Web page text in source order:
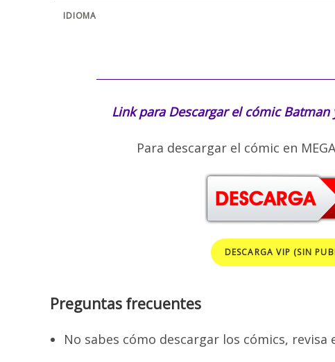
IDIOMA
Link para Descargar el cómic Batman
Para descargar el cómic en
DESCARGA VIP (SIN
Preguntas frecuentes
No sabes cómo descargar los cómics, revisa